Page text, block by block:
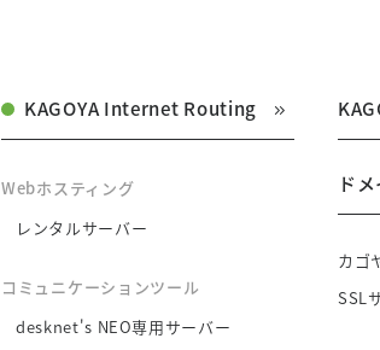
KAGOYA Internet Routing
Webホスティング
レンタルサーバー
コミュニケーションツール
desknet's NEO専用サーバー
ド
カゴ
SSL